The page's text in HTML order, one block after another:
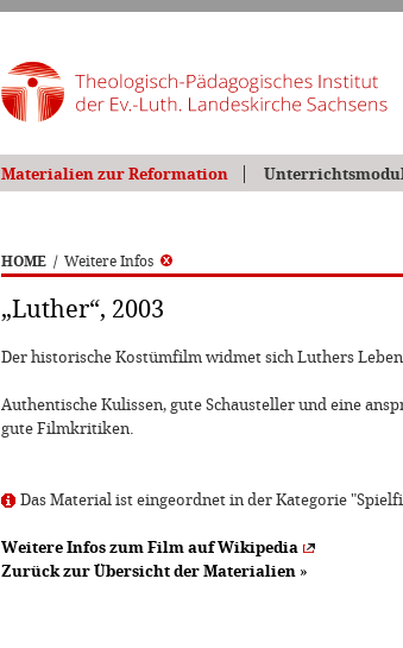
Materialien zur Reformation
HOME / Weitere Infos
„Luther“, 2003
Der historische Kostümfilm widmet sich Luthers
Authentische Kulissen, gute Schausteller und eine
gute Filmkritiken.
Das Material ist eingeordnet in der Kategorie
Weitere Infos zum Film auf Wikipedia
Zurück zur Übersicht der Materialien »